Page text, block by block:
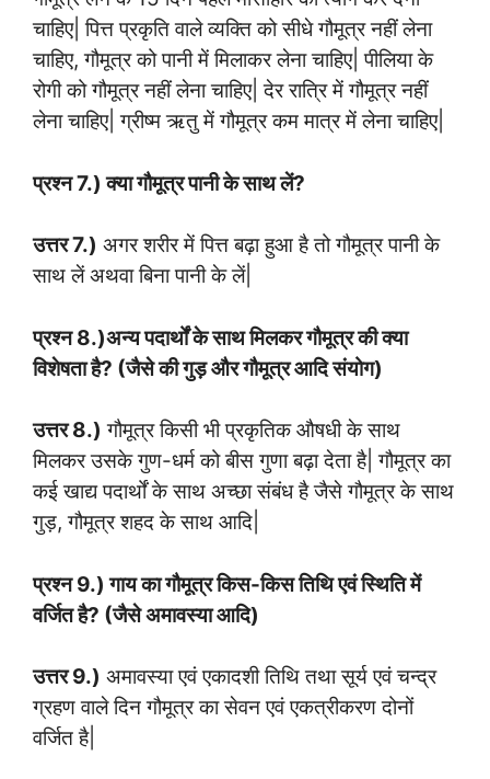
चाहिए| पित्त प्रकृति वाले व्यक्ति को सीधे गौमूत्र नहीं लेना
चाहिए, गौमूत्र को पानी में मिलाकर लेना चाहिए| पीलिया के
रोगी को गौमूत्र नहीं लेना चाहिए| देर रात्रि में गौमूत्र नहीं
लेना चाहिए| ग्रीष्म ऋतु में गौमूत्र कम मात्र में लेना चाहिए|
प्रश्न 7.) क्या गौमूत्र पानी के साथ लें?
उत्तर 7.) अगर शरीर में पित्त बढ़ा हुआ है तो गौमूत्र पानी के
साथ लें अथवा बिना पानी के लें|
प्रश्न 8.)अन्य पदार्थों के साथ मिलकर गौमूत्र की क्या
विशेषता है? (जैसे की गुड़ और गौमूत्र आदि संयोग)
उत्तर 8.) गौमूत्र किसी भी प्रकृतिक औषधी के साथ
मिलकर उसके गुण-धर्म को बीस गुणा बढ़ा देता है| गौमूत्र का
कई खाद्य पदार्थों के साथ अच्छा संबंध है जैसे गौमूत्र के साथ
गुड़, गौमूत्र शहद के साथ आदि|
प्रश्न 9.) गाय का गौमूत्र किस-किस तिथि एवं स्थिति में
वर्जित है? (जैसे अमावस्या आदि)
उत्तर 9.) अमावस्या एवं एकादशी तिथि तथा सूर्य एवं चन्द्र
ग्रहण वाले दिन गौमूत्र का सेवन एवं एकत्रीकरण दोनों
वर्जित है|